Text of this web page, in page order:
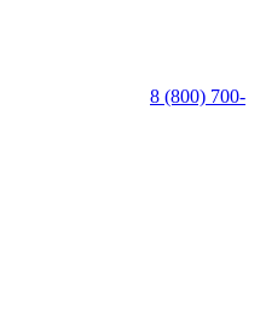
8 (800) 700-